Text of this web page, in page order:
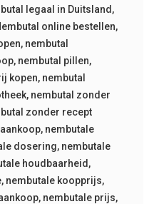
legaal in Duitsland,
online bestellen,
, nembutal
, nembutal pillen,
kopen, nembutal
, nembutal zonder
zonder recept
, nembutale
dosering, nembutale
houdbaarheid,
, nembutale koopprijs,
, nembutale prijs,